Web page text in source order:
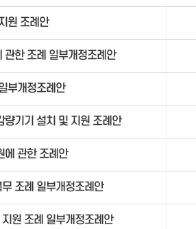
원 조례안
관한 조례 일부개정조례안
부개정조례안
량기기 설치 및 지원 조례안
에 관한 조례안
조례 일부개정조례안
원 조례 일부개정조례안